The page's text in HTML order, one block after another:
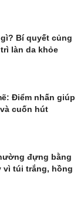
Bí quyết củng
làn da khỏe
Điểm nhấn giúp
cuốn hút
đựng bằng
vì túi trắng, hồng